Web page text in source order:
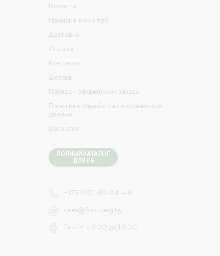
Новости
Применение нитей
Доставка
Оплата
Контакты
Дилеры
Порядок оформления заказа
Политика обработки персональных
данных
Вакансии
ПОЛНЫЙ КАТАЛОГ
ДЛЯ РБ
+375 (29) 185-04-48
sales@footberg.by
Пн-Пт: с 9:00 до 18:00